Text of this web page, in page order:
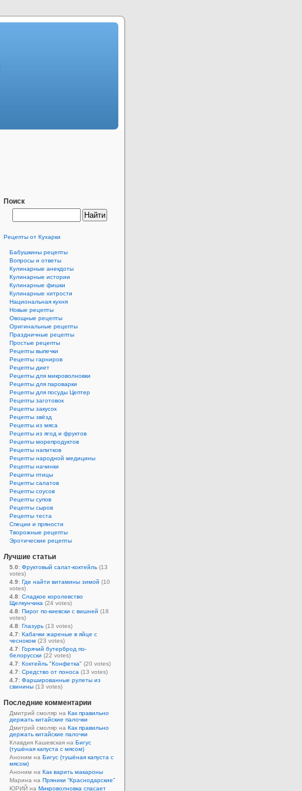
Поиск
Рецепты от Кухарки
Бабушкины рецепты
Вопросы и ответы
Кулинарные анекдоты
Кулинарные истории
Кулинарные фишки
Кулинарные хитрости
Национальная кухня
Новые рецепты
Овощные рецепты
Оригинальные рецепты
Праздничные рецепты
Простые рецепты
Рецепты выпечки
Рецепты гарниров
Рецепты диет
Рецепты для микроволновки
Рецепты для пароварки
Рецепты для посуды Цептер
Рецепты заготовок
Рецепты закусок
Рецепты звёзд
Рецепты из мяса
Рецепты из ягод и фруктов
Рецепты морепродуктов
Рецепты напитков
Рецепты народной медицины
Рецепты начинки
Рецепты птицы
Рецепты салатов
Рецепты соусов
Рецепты супов
Рецепты сыров
Рецепты теста
Специи и пряности
Творожные рецепты
Эротические рецепты
Лучшие статьи
5.0: Фруктовый салат-коктейль (13
votes)
4.9: Где найти витамины зимой (10
votes)
4.8: Сладкое королевство
Щелкунчика (24 votes)
4.8: Пирог по-киевски с вишней (18
votes)
4.8: Глазурь (13 votes)
4.7: Кабачки жареные в яйце с
чесноком (23 votes)
4.7: Горячий бутерброд по-
белорусски (22 votes)
4.7: Коктейль "Конфетка" (20 votes)
4.7: Средство от поноса (13 votes)
4.7: Фаршированные рулеты из
свинины (13 votes)
Последние комментарии
Дмитрий смоляр на Как правильно
держать китайские палочки
Дмитрий смоляр на Как правильно
держать китайские палочки
Клавдия Кашевская на Бигус
(тушёная капуста с мясом)
Аноним на Бигус (тушёная капуста с
мясом)
Аноним на Как варить макароны
Марина на Пряники “Краснодарские”
ЮРИЙ на Микроволновка спасает